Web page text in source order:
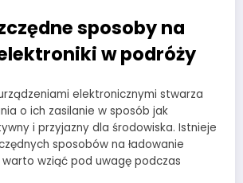
sposoby na
w podróży
elektronicznymi stwarza
o ich zasilanie w sposób jak
i przyjazny dla środowiska. Istnieje
sposobów na ładowanie
wziąć pod uwagę podczas